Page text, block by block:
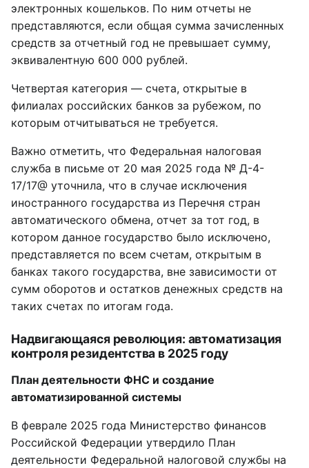
электронных кошельков. По ним отчеты не
представляются, если общая сумма зачисленных
средств за отчетный год не превышает сумму,
эквивалентную 600 000 рублей.
Четвертая категория — счета, открытые в
филиалах российских банков за рубежом, по
которым отчитываться не требуется.
Важно отметить, что Федеральная налоговая
служба в письме от 20 мая 2025 года № Д-4-
17/17@ уточнила, что в случае исключения
иностранного государства из Перечня стран
автоматического обмена, отчет за тот год, в
котором данное государство было исключено,
представляется по всем счетам, открытым в
банках такого государства, вне зависимости от
сумм оборотов и остатков денежных средств на
таких счетах по итогам года.
Надвигающаяся революция: автоматизация
контроля резидентства в 2025 году
План деятельности ФНС и создание
автоматизированной системы
В феврале 2025 года Министерство финансов
Российской Федерации утвердило План
деятельности Федеральной налоговой службы на